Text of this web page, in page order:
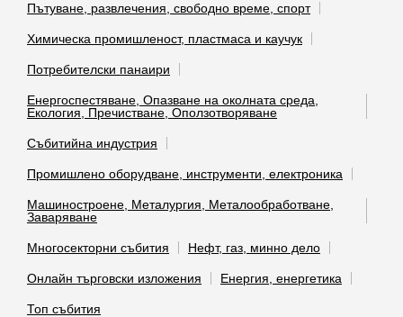
Пътуване, развлечения, свободно време, спорт
Химическа промишленост, пластмаса и каучук
Потребителски панаири
Енергоспестяване, Опазване на околната среда,
Екология, Пречистване, Оползотворяване
Събитийна индустрия
Промишлено оборудване, инструменти, електроника
Машиностроене, Металургия, Металообработване,
Заваряване
Многосекторни събития Нефт, газ, минно дело
Онлайн търговски изложения Енергия, енергетика
Топ събития